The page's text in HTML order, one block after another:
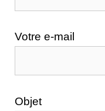
Votre e-mail
Objet